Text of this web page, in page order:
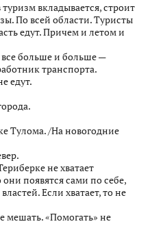
вкладывается, строит
По всей области. Туристы
едут. Причем и летом и
больше и больше —
транспорта.
едут.
Тулома. /На новогодние
не хватает
появятся сами по себе,
Если хватает, то не
мешать. «Помогать» не